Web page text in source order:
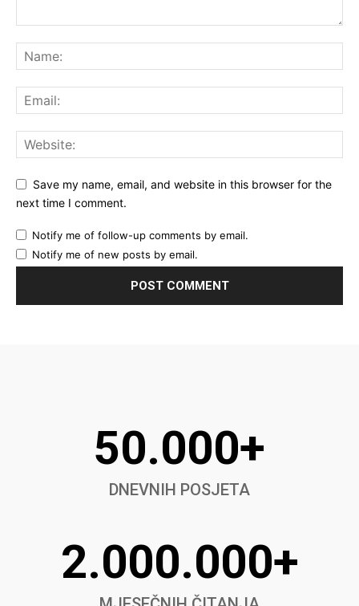
Save my name, email, and website in this browser for the
next time I comment.
Notify me of follow-up comments by email.
Notify me of new posts by email.
50.000+
DNEVNIH POSJETA
2.000.000+